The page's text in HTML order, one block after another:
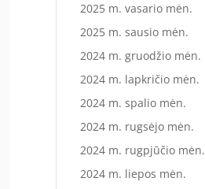
2025 m. vasario mėn.
2025 m. sausio mėn.
2024 m. gruodžio mėn.
2024 m. lapkričio mėn.
2024 m. spalio mėn.
2024 m. rugsėjo mėn.
2024 m. rugpjūčio mėn.
2024 m. liepos mėn.